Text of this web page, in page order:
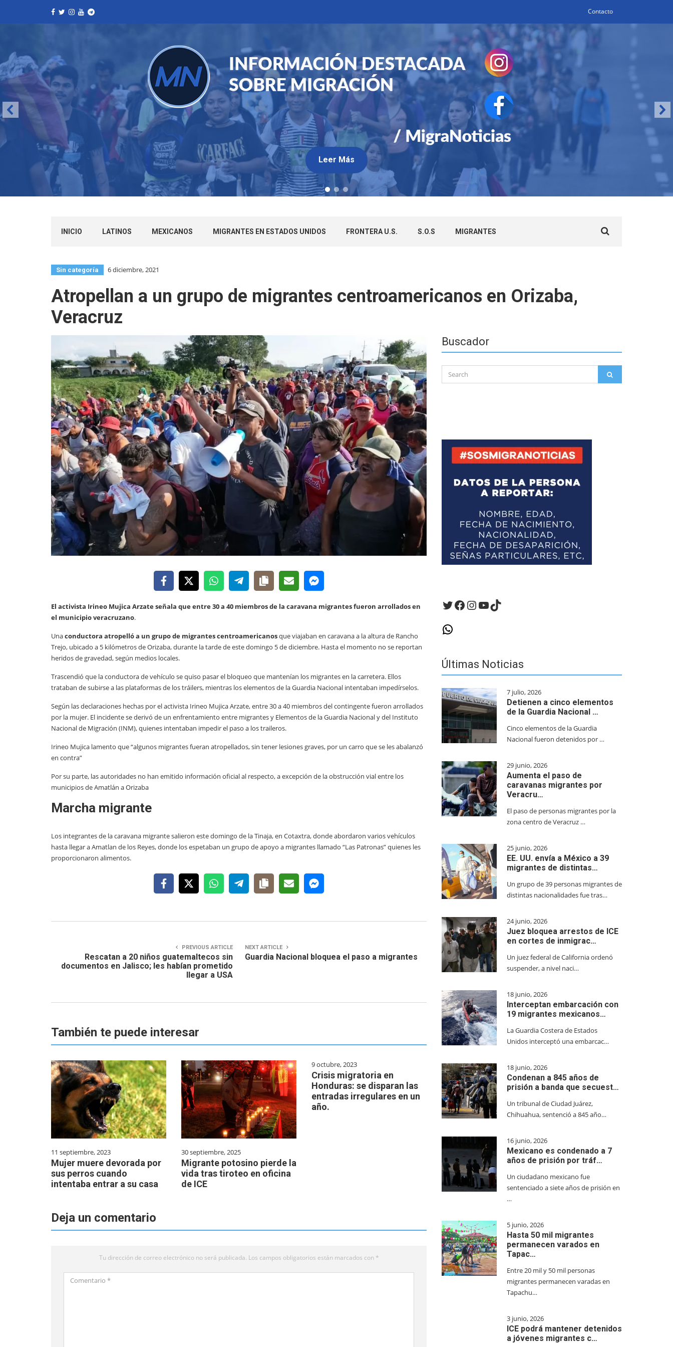
Contacto
Leer Más
INICIO LATINOS MEXICANOS MIGRANTES EN ESTADOS UNIDOS FRONTERA U.S. S.O.S MIGRANTES
for:
Sin categoría 6 diciembre, 2021
Atropellan a un grupo de migrantes centroamericanos en Orizaba,
Veracruz
El activista Irineo Mujica Arzate señala que entre 30 a 40 miembros de la caravana migrantes fueron arrollados en
el municipio veracruzano.
Unaconductora atropelló a un grupo de migrantes centroamericanosque viajaban en caravana a la altura de Rancho
Trejo, ubicado a 5 kilómetros de Orizaba, durante la tarde de este domingo 5 de diciembre. Hasta el momento no se reportan
heridos de gravedad, según medios locales.
Trascendió que la conductora de vehículo se quiso pasar el bloqueo que mantenían los migrantes en la carretera. Ellos
trataban de subirse a las plataformas de los tráilers, mientras los elementos de la Guardia Nacional intentaban impedírselos.
Según las declaraciones hechas por el activista Irineo Mujica Arzate, entre 30 a 40 miembros del contingente fueron arrollados
por la mujer. El incidente se derivó de un enfrentamiento entre migrantes y Elementos de la Guardia Nacional y del Instituto
Nacional de Migración (INM), quienes intentaban impedir el paso a los traileros.
Irineo Mujica lamento que “algunos migrantes fueran atropellados, sin tener lesiones graves, por un carro que se les abalanzó
en contra”
Por su parte, las autoridades no han emitido información oficial al respecto, a excepción de la obstrucción vial entre los
municipios de Amatlán a Orizaba
Marcha migrante
Los integrantes de la caravana migrante salieron este domingo de la Tinaja, en Cotaxtra, donde abordaron varios vehículos
hasta llegar a Amatlan de los Reyes, donde los espetaban un grupo de apoyo a migrantes llamado “Las Patronas” quienes les
proporcionaron alimentos.
PREVIOUS ARTICLE
Rescatan a 20 niños guatemaltecos sin
documentos en Jalisco; les habían prometido
llegar a USA
NEXT ARTICLE
Guardia Nacional bloquea el paso a migrantes
También te puede interesar
11 septiembre, 2023
Mujer muere devorada por
sus perros cuando
intentaba entrar a su casa
30 septiembre, 2025
Migrante potosino pierde la
vida tras tiroteo en oficina
de ICE
9 octubre, 2023
Crisis migratoria en
Honduras: se disparan las
entradas irregulares en un
año.
Deja un comentario
Tu dirección de correo electrónico no será publicada. Los campos obligatorios están marcados con *
Comentario
Buscador
for:
Twitter
Facebook
Instagram
YouTube
TikTok
WhatsApp
Últimas Noticias
7 julio, 2026
Detienen a cinco elementos
de la Guardia Nacional …
Cinco elementos de la Guardia
Nacional fueron detenidos por …
29 junio, 2026
Aumenta el paso de
caravanas migrantes por
Veracru…
El paso de personas migrantes por la
zona centro de Veracruz …
25 junio, 2026
EE. UU. envía a México a 39
migrantes de distintas…
Un grupo de 39 personas migrantes de
distintas nacionalidades fue tras…
24 junio, 2026
Juez bloquea arrestos de ICE
en cortes de inmigrac…
Un juez federal de California ordenó
suspender, a nivel naci…
18 junio, 2026
Interceptan embarcación con
19 migrantes mexicanos…
La Guardia Costera de Estados
Unidos interceptó una embarcac…
18 junio, 2026
Condenan a 845 años de
prisión a banda que secuest…
Un tribunal de Ciudad Juárez,
Chihuahua, sentenció a 845 año…
16 junio, 2026
Mexicano es condenado a 7
años de prisión por tráf…
Un ciudadano mexicano fue
sentenciado a siete años de prisión en
…
5 junio, 2026
Hasta 50 mil migrantes
permanecen varados en
Tapac…
Entre 20 mil y 50 mil personas
migrantes permanecen varadas en
Tapachu…
3 junio, 2026
ICE podrá mantener detenidos
a jóvenes migrantes c…